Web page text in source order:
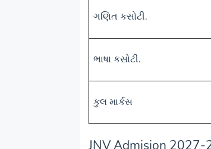
ગણિત કસોટી.
ભાષા કસોટી.
કુલ માર્કસ
JNV Admision 2027-